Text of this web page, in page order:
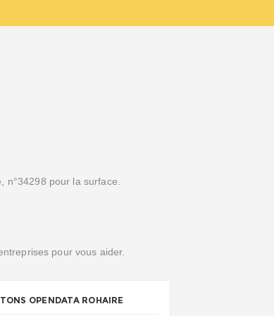
n°34298 pour la surface.
pour vous aider.
OPENDATA ROHAIRE